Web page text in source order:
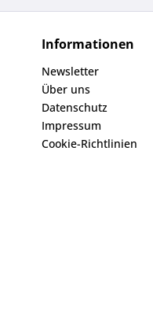
Informationen
Newsletter
Über uns
Datenschutz
Impressum
Cookie-Richtlinien